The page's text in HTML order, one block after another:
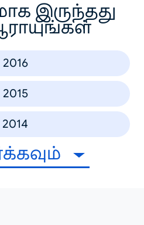
இருந்தது
2016
2015
2014